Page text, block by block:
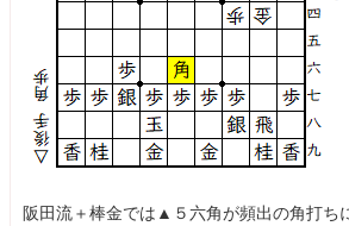
阪田流＋棒金では▲５六角が頻出の角打ち